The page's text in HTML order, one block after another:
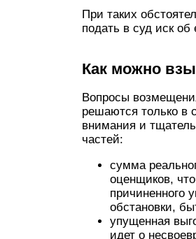
При таких
подать в суд иск об
Как можно
Вопросы
решаются только в
внимания и
частей:
сумма
оценщиков,
причиненного
обстановки,
упущенная
идет о